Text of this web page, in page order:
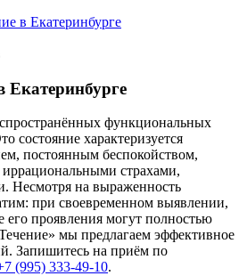
в Екатеринбурге
Екатеринбурге
функциональных
состояние характеризуется
постоянным беспокойством,
страхами,
Несмотря на выраженность
при своевременном выявлении,
его проявления могут полностью
мы предлагаем эффективное
Запишитесь на приём по
(995) 333-49-10.